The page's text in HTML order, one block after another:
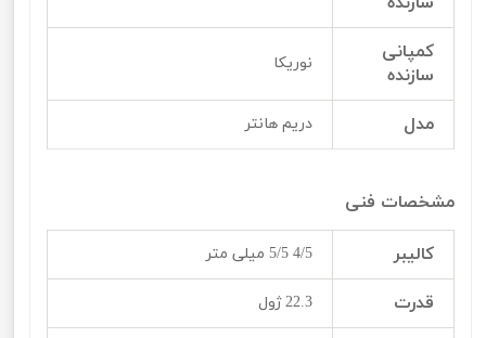
کمپانی
سازنده
نوریکا
مدل دریم هانتر
مشخصات فنی
کالیبر 4/5 5/5 میلی متر
قدرت 22.3 ژول